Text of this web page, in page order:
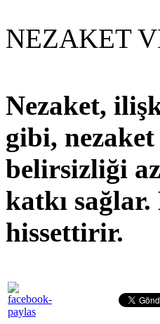
NEZAKET
Nezaket,
gibi,
belirsizliği
katkı
hissettirir.